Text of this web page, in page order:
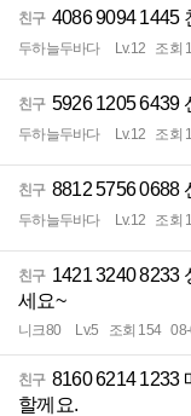
친구 4086 9094 1445
두하늘두바다 Lv.12 조회
친구 5926 1205 6439
두하늘두바다 Lv.12 조회
친구 8812 5756 0688
두하늘두바다 Lv.12 조회
친구 1421 3240 8233
세요~
니크80 Lv.5 조회 154
친구 8160 6214 1233
할께요.